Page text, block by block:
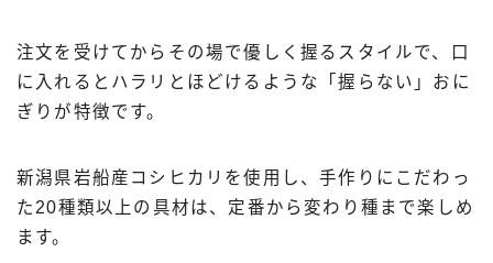
注文を受けてからその場で優しく握るスタイルで、口
に入れるとハラリとほどけるような「握らない」おに
ぎりが特徴です。
新潟県岩船産コシヒカリを使用し、手作りにこだわっ
た20種類以上の具材は、定番から変わり種まで楽しめ
ます。